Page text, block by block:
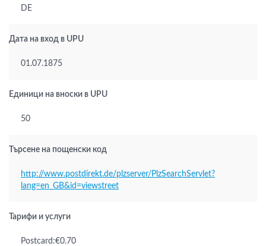
DE
Дата на вход в UPU
01.07.1875
Единици на вноски в UPU
50
Търсене на пощенски код
http://www.postdirekt.de/plzserver/PlzSearchServlet?
lang=en_GB&id=viewstreet
Тарифи и услуги
Postcard:€0.70